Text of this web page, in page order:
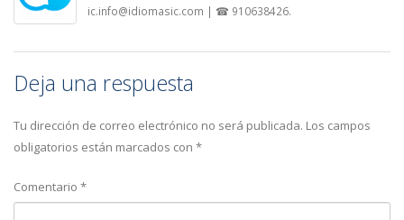
ic.info@idiomasic.com | ☎ 910638426.
Deja una respuesta
Tu dirección de correo electrónico no será publicada. Los campos
obligatorios están marcados con *
Comentario *